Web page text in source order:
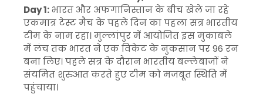
Day 1: भारत और अफगानिस्तान के बीच खेले जा रहे
एकमात्र टेस्ट मैच के पहले दिन का पहला सत्र भारतीय
टीम के नाम रहा। मुल्लांपुर में आयोजित इस मुकाबले
में लंच तक भारत ने एक विकेट के नुकसान पर 96 रन
बना लिए। पहले सत्र के दौरान भारतीय बल्लेबाजों ने
संयमित शुरुआत करते हुए टीम को मजबूत स्थिति में
पहुंचाया।